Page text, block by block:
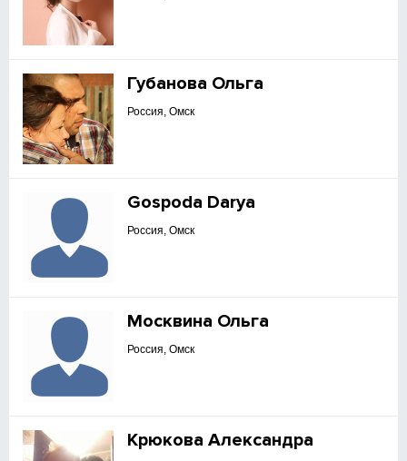
Губанова Ольга
Россия, Омск
Gospoda Darya
Россия, Омск
Москвина Ольга
Россия, Омск
Крюкова Александра